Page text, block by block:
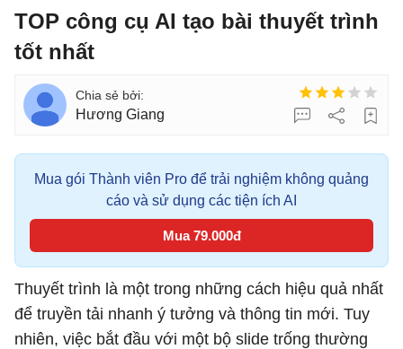
TOP công cụ AI tạo bài thuyết trình
tốt nhất
Hương Giang
Mua gói Thành viên Pro để trải nghiệm không quảng
cáo và sử dụng các tiện ích AI
Mua 79.000đ
Thuyết trình là một trong những cách hiệu quả nhất
để truyền tải nhanh ý tưởng và thông tin mới. Tuy
nhiên, việc bắt đầu với một bộ slide trống thường